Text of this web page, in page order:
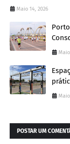
Maio 14, 2026
POSTAR UM